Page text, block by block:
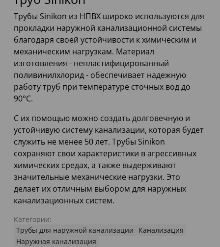
Трубы Sinikon из НПВХ широко используются для
прокладки наружной канализационной системы
благодаря своей устойчивости к химическим и
механическим нагрузкам. Материал
изготовления - непластифицированный
поливинилхлорид - обеспечивает надежную
работу труб при температуре сточных вод до
90°С.
С их помощью можно создать долговечную и
устойчивую систему канализации, которая будет
служить не менее 50 лет. Трубы Sinikon
сохраняют свои характеристики в агрессивных
химических средах, а также выдерживают
значительные механические нагрузки. Это
делает их отличным выбором для наружных
канализационных систем.
Категории:
Трубы для наружной канализации
Канализация
Наружная канализация